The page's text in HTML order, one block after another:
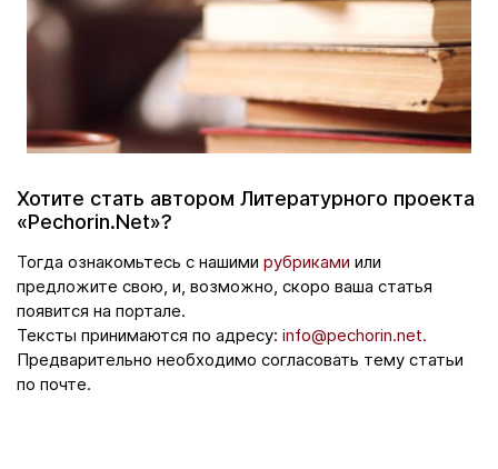
Хотите стать автором Литературного проекта
«Pechorin.Net»?
Тогда ознакомьтесь с нашими рубриками или
предложите свою, и, возможно, скоро ваша статья
появится на портале.
Тексты принимаются по адресу: info@pechorin.net.
Предварительно необходимо согласовать тему статьи
по почте.